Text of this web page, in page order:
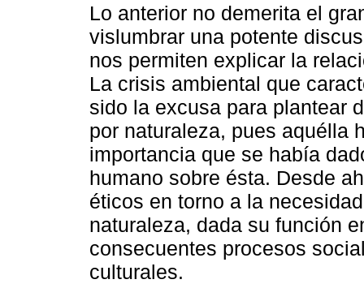
Lo anterior no demerita el
vislumbrar una potente
nos permiten explicar la
La crisis ambiental que
sido la excusa para plantear
por naturaleza, pues aquélla
importancia que se había
humano sobre ésta. Desde
éticos en torno a la
naturaleza, dada su función
consecuentes procesos
culturales.